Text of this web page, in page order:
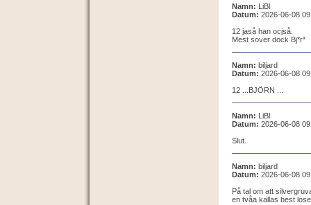
Namn: LiBl
Datum: 2026-06-08
12 jaså han ocjså.
Mest sover dock Bj*r*
Namn: biljard
Datum: 2026-06-08
12 ...BJÖRN ...
Namn: LiBl
Datum: 2026-06-08
Slut.
Namn: biljard
Datum: 2026-06-08
På tal om att
en tvåa kallas best